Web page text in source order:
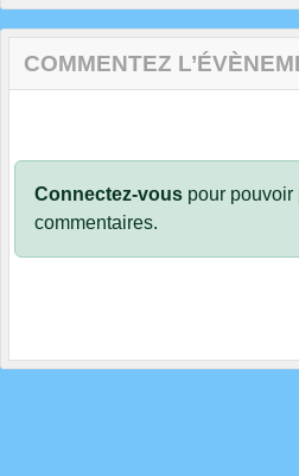
COMMENTEZ
Connectez-vous pour pouvoir
commentaires.